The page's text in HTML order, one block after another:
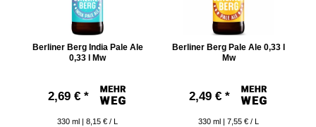
Berliner Berg India Pale Ale
0,33 l Mw
2,69 € *
330 ml | 8,15 € / L
Berliner Berg Pale Ale 0,33 l
Mw
2,49 € *
330 ml | 7,55 € / L